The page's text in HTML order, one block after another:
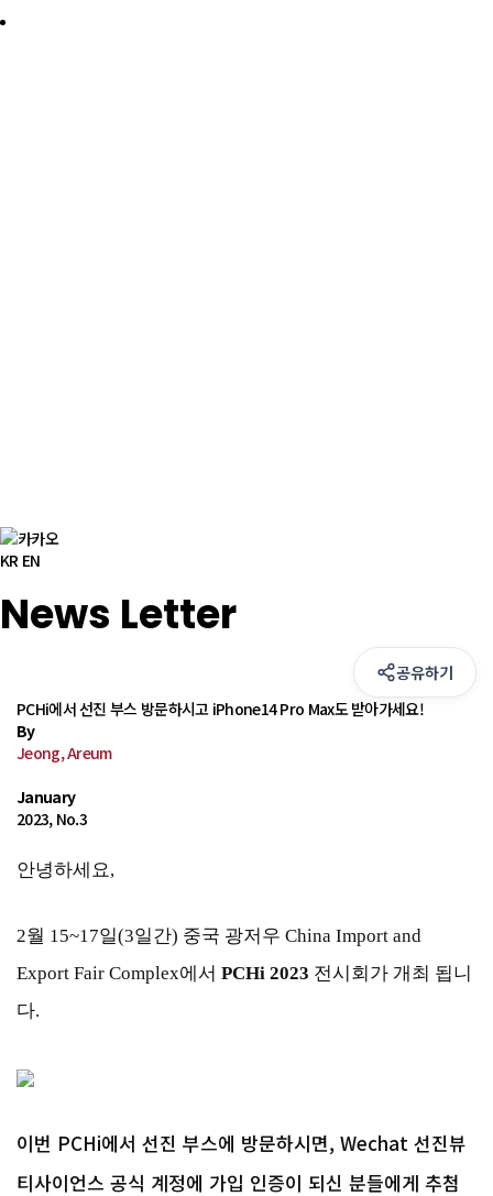
KR EN
News Letter
공유하기
PCHi에서 선진 부스 방문하시고 iPhone14 Pro Max도 받아가세요!
By
Jeong, Areum
January
2023, No.3
안녕하세요,
2월 15~17일(3일간) 중국 광저우 China Import and
Export Fair Complex에서 PCHi 2023 전시회가 개최 됩니
다.
이번 PCHi에서 선진 부스에 방문하시면, Wechat 선진뷰
티사이언스 공식 계정에 가입 인증이 되신 분들에게 추첨